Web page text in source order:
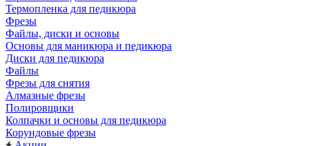
Термопленка для педикюра
Фрезы
Файлы, диски и основы
Основы для маникюра и педикюра
Диски для педикюра
Файлы
Фрезы для снятия
Алмазные фрезы
Полировщики
Колпачки и основы для педикюра
Корундовые фрезы